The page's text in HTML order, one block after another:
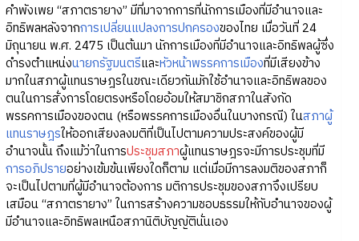
คำพังเพย “สภาตรายาง” มีที่มาจากการที่นักการเมืองที่มีอำนาจและ
อิทธิพลหลังจากการเปลี่ยนแปลงการปกครองของไทย เมื่อวันที่ 24
มิถุนายน พ.ศ. 2475 เป็นต้นมา นักการเมืองที่มีอำนาจและอิทธิพลผู้ซึ่ง
ดำรงตำแหน่งนายกรัฐมนตรีและหัวหน้าพรรคการเมืองที่มีเสียงข้าง
มากในสภาผู้แทนราษฎรในขณะเดียวกันมักใช้อำนาจและอิทธิพลของ
ตนในการสั่งการโดยตรงหรือโดยอ้อมให้สมาชิกสภาในสังกัด
พรรคการเมืองของตน (หรือพรรคการเมืองอื่นในบางกรณี) ในสภาผู้
แทนราษฎรให้ออกเสียงลงมติที่เป็นไปตามความประสงค์ของผู้มี
อำนาจนั้น ถึงแม้ว่าในการประชุมสภาผู้แทนราษฎรจะมีการประชุมที่มี
การอภิปรายอย่างเข้มข้นเพียงใดก็ตาม แต่เมื่อมีการลงมติของสภาก็
จะเป็นไปตามที่ผู้มีอำนาจต้องการ มติการประชุมของสภาจึงเปรียบ
เสมือน “สภาตรายาง” ในการสร้างความชอบธรรมให้กับอำนาจของผู้
มีอำนาจและอิทธิพลเหนือสภานิติบัญญัตินั่นเอง